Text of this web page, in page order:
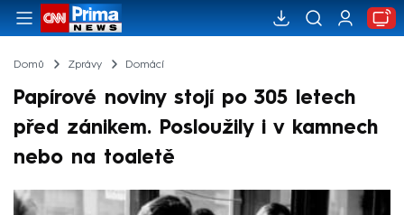
Domů Zprávy Domácí
Papírové noviny stojí po 305 letech
před zánikem. Posloužily i v kamnech
nebo na toaletě